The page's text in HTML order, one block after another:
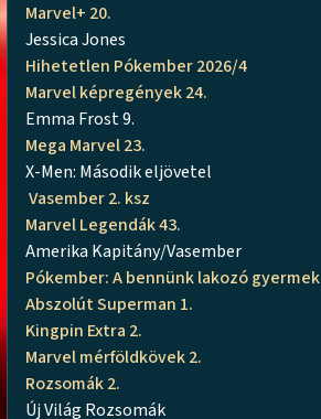
Marvel+ 20.
Jessica Jones
Hihetetlen Pókember 2026/4
Marvel képregények 24.
Emma Frost 9.
Mega Marvel 23.
X-Men: Második eljövetel
Vasember 2. ksz
Marvel Legendák 43.
Amerika Kapitány/Vasember
Pókember: A bennünk lakozó gyermek
Abszolút Superman 1.
Kingpin Extra 2.
Marvel mérföldkövek 2.
Rozsomák 2.
Új Világ Rozsomák